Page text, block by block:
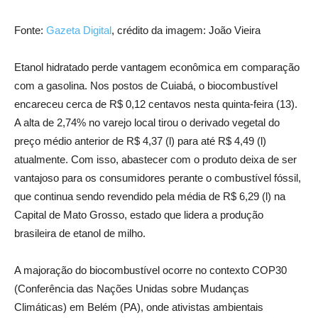
Fonte: Gazeta Digital, crédito da imagem: João Vieira
Etanol hidratado perde vantagem econômica em comparação
com a gasolina. Nos postos de Cuiabá, o biocombustível
encareceu cerca de R$ 0,12 centavos nesta quinta-feira (13).
A alta de 2,74% no varejo local tirou o derivado vegetal do
preço médio anterior de R$ 4,37 (l) para até R$ 4,49 (l)
atualmente. Com isso, abastecer com o produto deixa de ser
vantajoso para os consumidores perante o combustível fóssil,
que continua sendo revendido pela média de R$ 6,29 (l) na
Capital de Mato Grosso, estado que lidera a produção
brasileira de etanol de milho.
A majoração do biocombustível ocorre no contexto COP30
(Conferência das Nações Unidas sobre Mudanças
Climáticas) em Belém (PA), onde ativistas ambientais